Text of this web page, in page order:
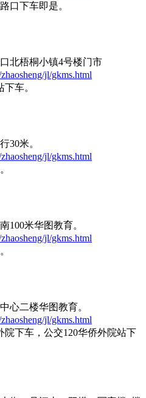
口下车即是。
北梧桐小镇4号楼门市
jl/gkms.html
车。
30米。
jl/gkms.html
100米华图教育。
jl/gkms.html
心二楼华图教育。
jl/gkms.html
下车，公交120华侨外院站下